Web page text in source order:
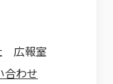
広報室
合わせ